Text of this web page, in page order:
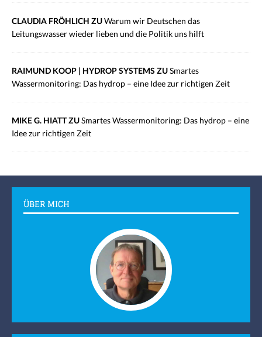
CLAUDIA FRÖHLICH ZUWarum wir Deutschen das
Leitungswasser wieder lieben und die Politik uns hilft
RAIMUND KOOP | HYDROP SYSTEMS ZUSmartes
Wassermonitoring: Das hydrop – eine Idee zur richtigen Zeit
MIKE G. HIATT ZUSmartes Wassermonitoring: Das hydrop – eine
Idee zur richtigen Zeit
ÜBER MICH